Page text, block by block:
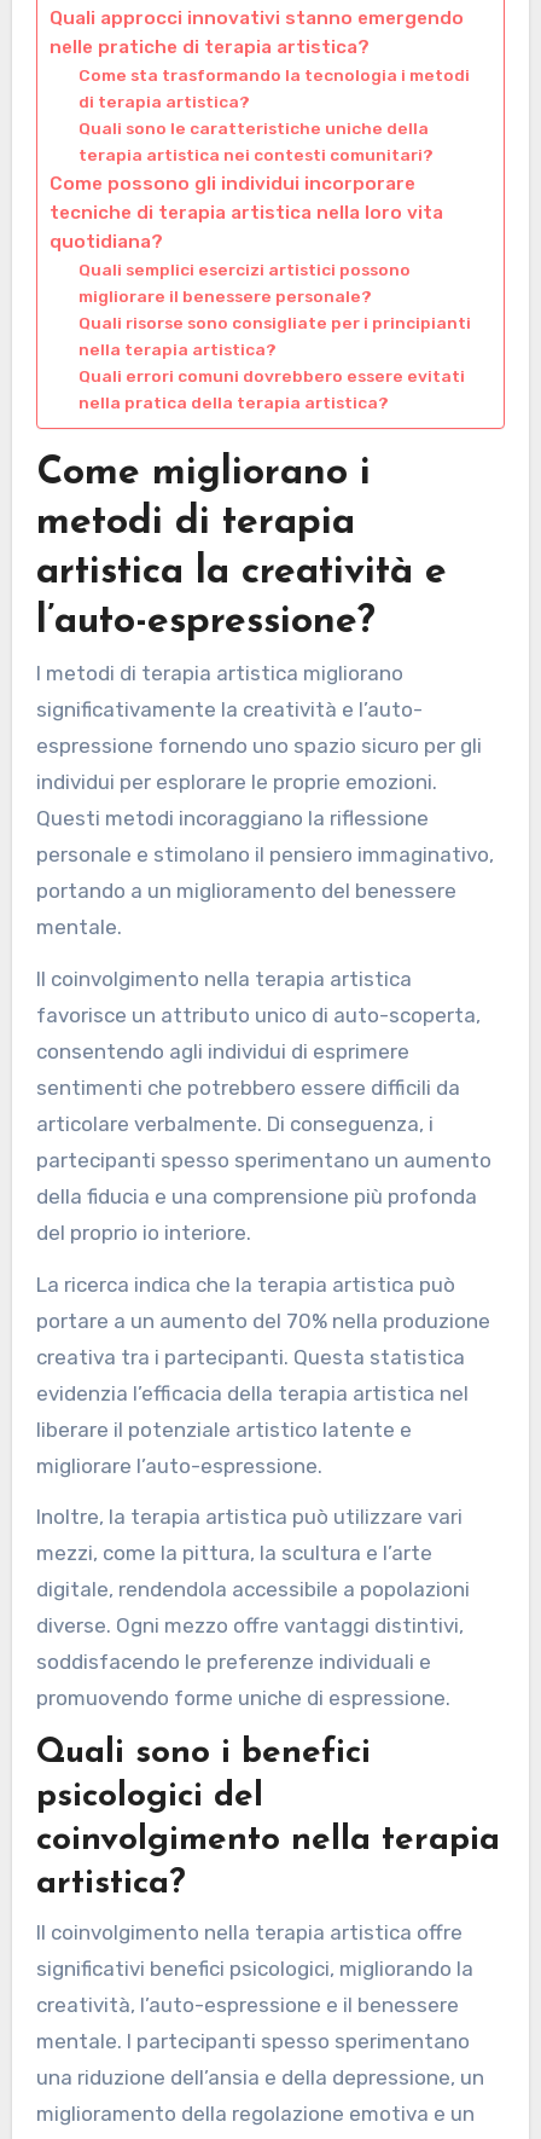
Quali approcci innovativi stanno emergendo
nelle pratiche di terapia artistica?
Come sta trasformando la tecnologia i metodi
di terapia artistica?
Quali sono le caratteristiche uniche della
terapia artistica nei contesti comunitari?
Come possono gli individui incorporare
tecniche di terapia artistica nella loro vita
quotidiana?
Quali semplici esercizi artistici possono
migliorare il benessere personale?
Quali risorse sono consigliate per i principianti
nella terapia artistica?
Quali errori comuni dovrebbero essere evitati
nella pratica della terapia artistica?
Come migliorano i
metodi di terapia
artistica la creatività e
l’auto-espressione?
I metodi di terapia artistica migliorano
significativamente la creatività e l’auto-
espressione fornendo uno spazio sicuro per gli
individui per esplorare le proprie emozioni.
Questi metodi incoraggiano la riflessione
personale e stimolano il pensiero immaginativo,
portando a un miglioramento del benessere
mentale.
Il coinvolgimento nella terapia artistica
favorisce un attributo unico di auto-scoperta,
consentendo agli individui di esprimere
sentimenti che potrebbero essere difficili da
articolare verbalmente. Di conseguenza, i
partecipanti spesso sperimentano un aumento
della fiducia e una comprensione più profonda
del proprio io interiore.
La ricerca indica che la terapia artistica può
portare a un aumento del 70% nella produzione
creativa tra i partecipanti. Questa statistica
evidenzia l’efficacia della terapia artistica nel
liberare il potenziale artistico latente e
migliorare l’auto-espressione.
Inoltre, la terapia artistica può utilizzare vari
mezzi, come la pittura, la scultura e l’arte
digitale, rendendola accessibile a popolazioni
diverse. Ogni mezzo offre vantaggi distintivi,
soddisfacendo le preferenze individuali e
promuovendo forme uniche di espressione.
Quali sono i benefici
psicologici del
coinvolgimento nella terapia
artistica?
Il coinvolgimento nella terapia artistica offre
significativi benefici psicologici, migliorando la
creatività, l’auto-espressione e il benessere
mentale. I partecipanti spesso sperimentano
una riduzione dell’ansia e della depressione, un
miglioramento della regolazione emotiva e un